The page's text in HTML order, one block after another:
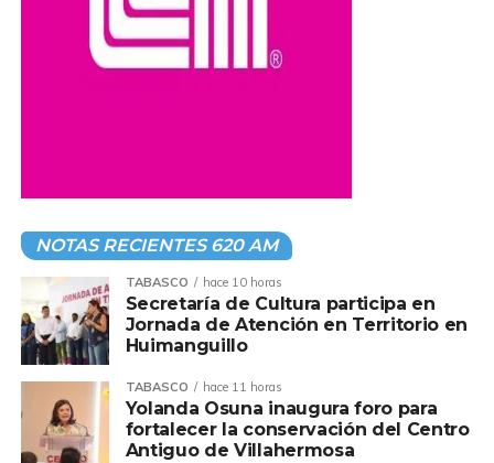
NOTAS RECIENTES 620 AM
TABASCO hace 10 horas
Secretaría de Cultura participa en
Jornada de Atención en Territorio en
Huimanguillo
TABASCO hace 11 horas
Yolanda Osuna inaugura foro para
fortalecer la conservación del Centro
Antiguo de Villahermosa